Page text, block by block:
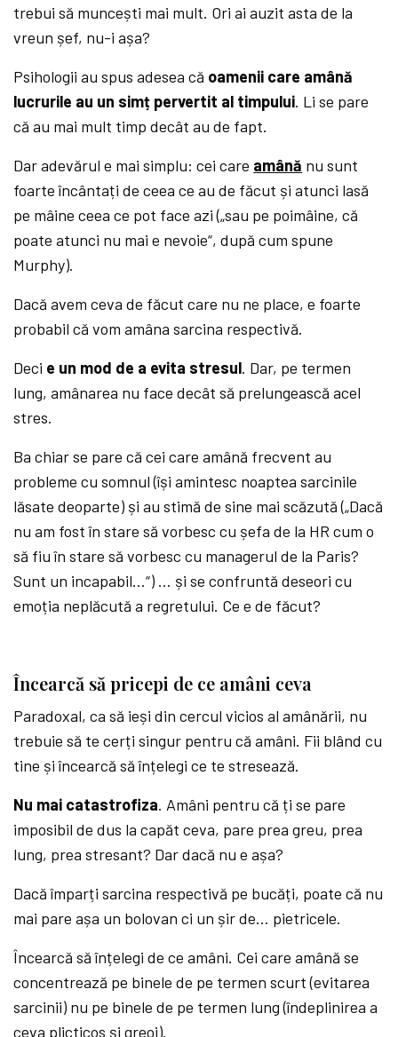
trebui să muncești mai mult. Ori ai auzit asta de la
vreun șef, nu-i așa?
Psihologii au spus adesea că oamenii care amână
lucrurile au un simț pervertit al timpului. Li se pare
că au mai mult timp decât au de fapt.
Dar adevărul e mai simplu: cei care amână nu sunt
foarte încântați de ceea ce au de făcut și atunci lasă
pe mâine ceea ce pot face azi („sau pe poimâine, că
poate atunci nu mai e nevoie“, după cum spune
Murphy).
Dacă avem ceva de făcut care nu ne place, e foarte
probabil că vom amâna sarcina respectivă.
Deci e un mod de a evita stresul. Dar, pe termen
lung, amânarea nu face decât să prelungească acel
stres.
Ba chiar se pare că cei care amână frecvent au
probleme cu somnul (își amintesc noaptea sarcinile
lăsate deoparte) și au stimă de sine mai scăzută („Dacă
nu am fost în stare să vorbesc cu șefa de la HR cum o
să fiu în stare să vorbesc cu managerul de la Paris?
Sunt un incapabil…“) … și se confruntă deseori cu
emoția neplăcută a regretului. Ce e de făcut?
Încearcă să pricepi de ce amâni ceva
Paradoxal, ca să ieși din cercul vicios al amânării, nu
trebuie să te cerți singur pentru că amâni. Fii blând cu
tine și încearcă să înțelegi ce te stresează.
Nu mai catastrofiza. Amâni pentru că ți se pare
imposibil de dus la capăt ceva, pare prea greu, prea
lung, prea stresant? Dar dacă nu e așa?
Dacă împarți sarcina respectivă pe bucăți, poate că nu
mai pare așa un bolovan ci un șir de… pietricele.
Încearcă să înțelegi de ce amâni. Cei care amână se
concentrează pe binele de pe termen scurt (evitarea
sarcinii) nu pe binele de pe termen lung (îndeplinirea a
ceva plicticos și greoi).